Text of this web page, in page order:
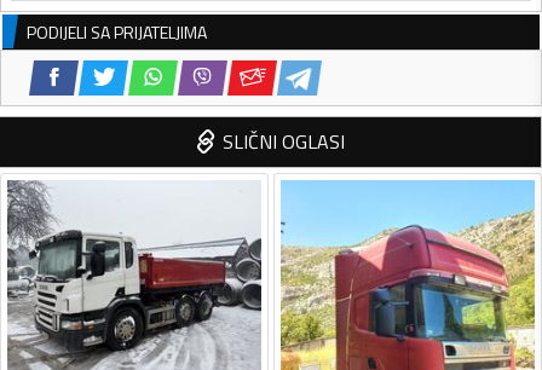
PODIJELI SA PRIJATELJIMA
SLIČNI OGLASI